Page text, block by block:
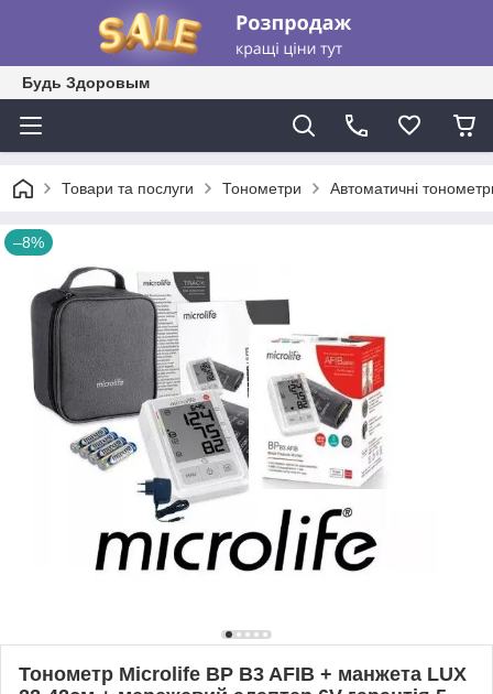
Будь Здоровым
Товари та послуги Тонометри Автоматичні
–8%
Тонометр Microlife BP B3 AFIB + манжета LUX